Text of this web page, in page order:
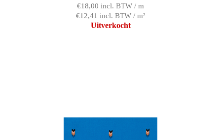
€18,00 incl. BTW / m
€12,41 incl. BTW / m²
Uitverkocht